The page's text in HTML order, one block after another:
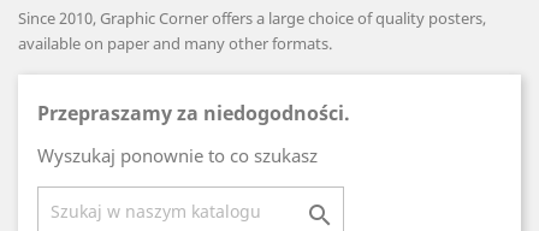
Since 2010, Graphic Corner offers a large choice of quality posters,
available on paper and many other formats.
Przepraszamy za niedogodności.
Wyszukaj ponownie to co szukasz
